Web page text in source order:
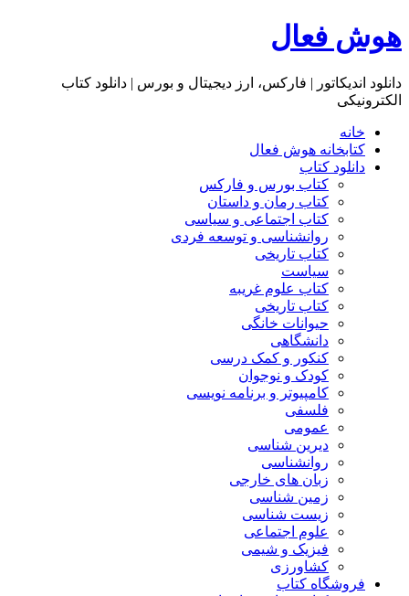
هوش فعال
دانلود اندیکاتور | فارکس، ارز دیجیتال و بورس | دانلود کتاب
الکترونیکی
خانه
کتابخانه هوش فعال
دانلود کتاب
کتاب بورس و فارکس
کتاب رمان و داستان
کتاب اجتماعی و سیاسی
روانشناسی و توسعه فردی
کتاب تاریخی
سیاست
کتاب علوم غریبه
کتاب تاریخی
حیوانات خانگی
دانشگاهی
کنکور و کمک‌ درسی
کودک و نوجوان
کامپیوتر و برنامه نویسی
فلسفی
عمومی
دیرین شناسی
روانشناسی
زبان های خارجی
زمین شناسی
زیست شناسی
علوم اجتماعی
فیزیک و شیمی
کشاورزی
فروشگاه کتاب